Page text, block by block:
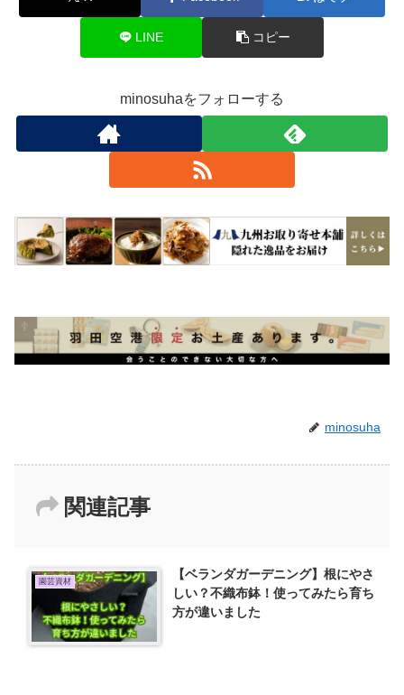
LINE コピー
minosuhaをフォローする
minosuha
関連記事
園芸資材
【ベランダガーデニング】根にやさ
しい？不織布鉢！使ってみたら育ち
方が違いました